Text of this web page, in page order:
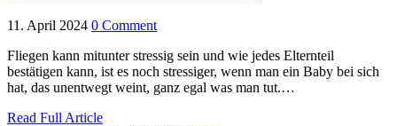
11. April 2024 0 Comment
Fliegen kann mitunter stressig sein und wie jedes Elternteil
bestätigen kann, ist es noch stressiger, wenn man ein Baby bei sich
hat, das unentwegt weint, ganz egal was man tut.…
Read Full Article